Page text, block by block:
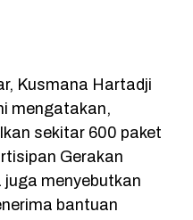
Kusmana Hartadji
mengatakan,
sekitar 600 paket
Gerakan
menyebutkan
bantuan